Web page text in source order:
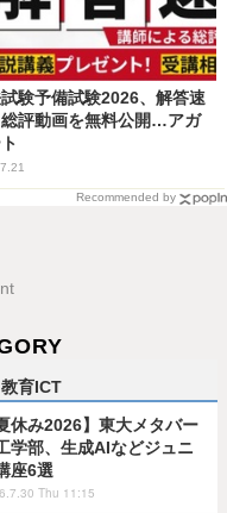
験予備試験2026、解答速
評動画を無料公開…アガ
Recommended by
教育ICT
夏休み2026】東大メタバー
学部、生成AIなどジュニ
座6選
Thu 11:15